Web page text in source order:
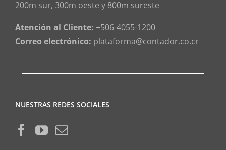
200m sur, 300m oeste y 800m sureste
Atención al Cliente: +506-4055-1200
Correo electrónico: plataforma@contador.co.cr
NUESTRAS REDES SOCIALES